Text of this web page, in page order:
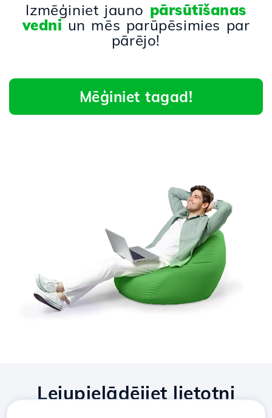
Izmēģiniet jauno pārsūtīšanas
vedni un mēs parūpēsimies par
pārējo!
Mēģiniet tagad!
Lejupielādējiet lietotni